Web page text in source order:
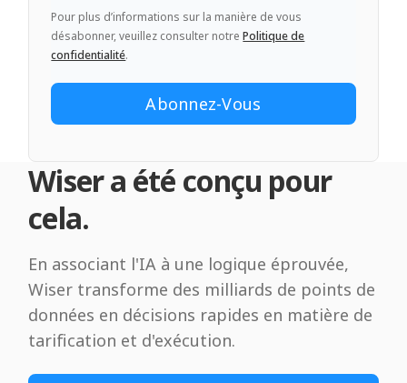
Pour plus d’informations sur la manière de vous
désabonner, veuillez consulter notrePolitique de
confidentialité.
Wiser a été conçu pour
cela.
En associant l'IA à une logique éprouvée,
Wiser transforme des milliards de points de
données en décisions rapides en matière de
tarification et d'exécution.